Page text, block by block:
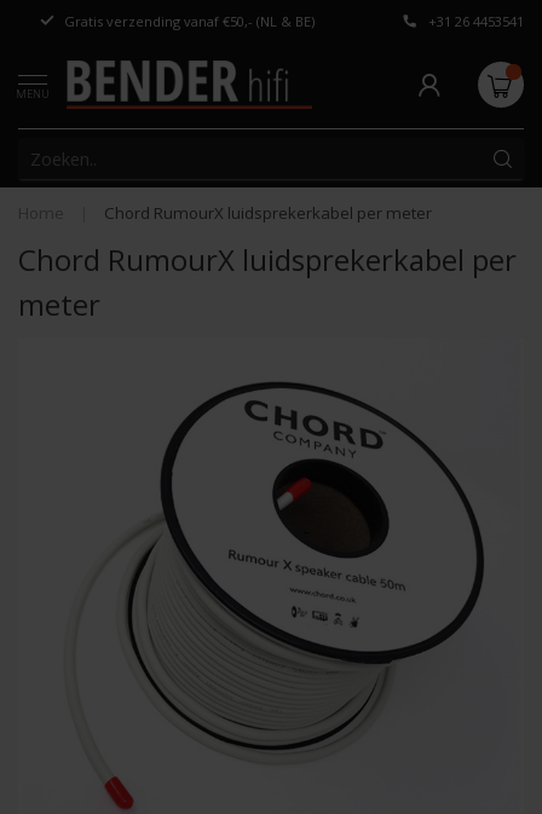
Gratis verzending vanaf €50,- (NL & BE) Persoonlijk
+31 26 4453541
MENU
Home Chord RumourX luidsprekerkabel per meter
Chord RumourX luidsprekerkabel per
meter